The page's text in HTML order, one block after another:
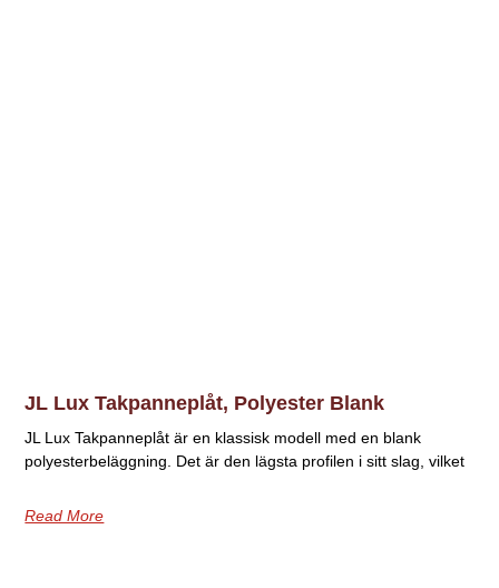
JL Lux Takpanneplåt, Polyester Blank
JL Lux Takpanneplåt är en klassisk modell med en blank
polyesterbeläggning. Det är den lägsta profilen i sitt slag, vilket
Read More